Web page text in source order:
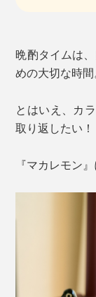
晩酌タイムは
めの大切な時間
とはいえ、カ
取り返したい！
『マカレモン